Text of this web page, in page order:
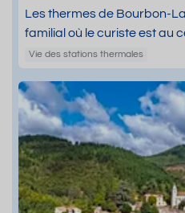
Les thermes de Bourbon-
familial où le curiste est au
Vie des stations thermales